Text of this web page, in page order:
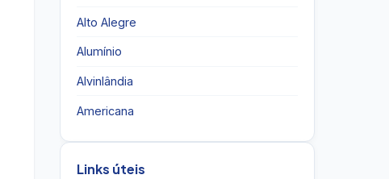
Alto Alegre
Alumínio
Alvinlândia
Americana
Links úteis